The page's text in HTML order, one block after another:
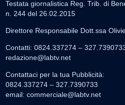
Testata giornalistica Reg. Trib. di
n. 244 del 26.02.2015
Direttore Responsabile Dott.ssa
Contatti: 0824.337274 –
redazione@labtv.net
Contattaci per la tua Pubblicità:
0824.337274 – 327.7390733
email: commerciale@labtv.net